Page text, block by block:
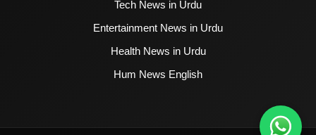
Tech News in Urdu
Entertainment News in Urdu
Health News in Urdu
Hum News English